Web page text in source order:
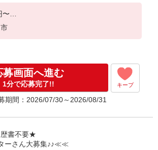
〜
む想定月収340000円
・゜+゜・。○。・゜+゜
10万円支給(規定有)
頂くと,
ィブ支給(規定有)
・週払い可能（規程有）★
゜+゜・。○。・゜+゜
募画面へ進む
1分で応募完了!! キープ
期間：2026/07/30～2026/08/31
書不要★
ーさん大募集♪♪≪≪